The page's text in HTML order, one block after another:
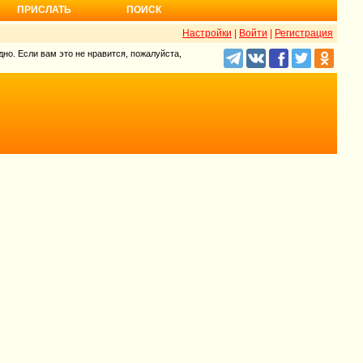
ПРИСЛАТЬ ПОИСК
Настройки Войти Регистрация
Если вам это не нравится, пожалуйста,